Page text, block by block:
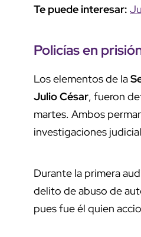
Te puede interesar:
Policías en
Los elementos de la
Julio César, fueron
martes. Ambos
investigaciones
Durante la primera
delito de abuso de
pues fue él quien